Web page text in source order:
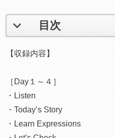
目次
【収録内容】
［Day１～４］
・Listen
・Today’s Story
・Learn Expressions